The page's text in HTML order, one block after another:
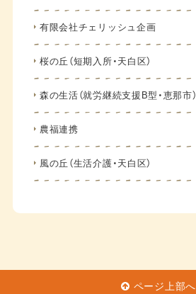
有限会社チェリッシュ企画
桜の丘（短期入所・天白区）
森の生活（就労継続支援B型・恵那市）
農福連携
風の丘（生活介護・天白区）
ページ上部へ